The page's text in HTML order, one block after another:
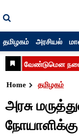
தமிழகம் அரசியல்
Home தமிழகம்
அரசு
நோயாளிக்கு